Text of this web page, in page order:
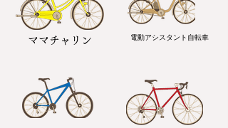
ママチャリン 電動アシスタント自転車